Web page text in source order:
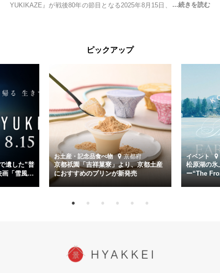
YUKIKAZE』が戦後80年の節目となる2025年8月15日、全国公開され
くの仲間の命を救い帰還させ、戦後まで生き抜き「幸運艦」と呼ばれ
主演は「雪風」の艦長・寺澤一利を演じる竹野内豊。先任伍長・早瀬
幸平を玉木宏が演じるほか、奥平大兼、田中麗奈、石丸幹二、益岡徹
など実力派俳優が共演。そして戦艦大和と運命を共にした帝国海軍・
第二艦隊司令長官、伊藤整一を中井貴一が圧倒的な存在感で演じ切
る。
時代が再び、分断と暴力に揺れる現代。本作は「同じ過ちを繰り返す
道を歩んではいないか」と、彼らが命をかけて守りたいと願っ
た”今”を生きる私達に問いかける。戦後80年、戦争の記憶が薄れゆく
今だからこそ、尊い平和の価値を未来に繋ぐ作品『雪風 YUKIKAZE』
を多くの方にご覧いただきたい。
ピックアップ
遺した”普
画「雪風
お土産・記念品食べ物 京都府
京都祇園「吉祥菓寮」より、京都土産
におすすめのプリンが新発売
イベント
松原湖の氷
ー“The